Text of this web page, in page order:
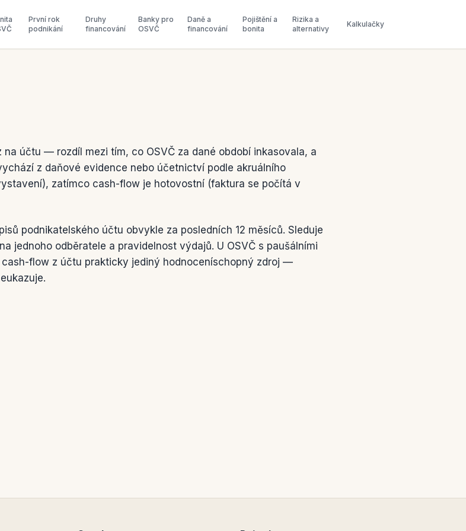
První rok
podnikání
Druhy
financování
Banky pro
OSVČ
Daně a
financování
Pojištění a
bonita
Rizika a
alternativy
Kalkulačky
účtu — rozdíl mezi tím, co OSVČ za dané období inkasovala, a
z daňové evidence nebo účetnictví podle akruálního
zatímco cash-flow je hotovostní (faktura se počítá v
podnikatelského účtu obvykle za posledních 12 měsíců. Sleduje
jednoho odběratele a pravidelnost výdajů. U OSVČ s paušálními
flow z účtu prakticky jediný hodnoceníschopný zdroj —